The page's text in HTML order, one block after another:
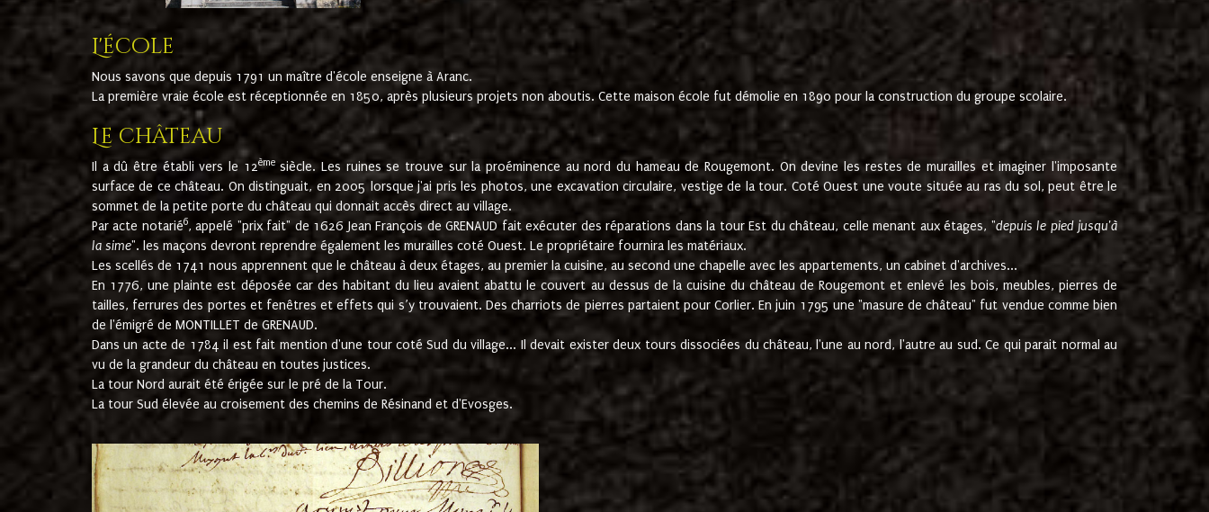
L'école
Nous savons que depuis 1791 un maître d'école enseigne à Aranc.
La première vraie école est réceptionnée en 1850, après plusieurs projets non aboutis. Cette maison école fut démolie en 1890 pour la construction du groupe scolaire.
Le château
Il a dû être établi vers le 12èmesiècle. Les ruines se trouve sur la proéminence au nord du hameau de Rougemont. On devine les restes de murailles et imaginer l'imposante
surface de ce château. On distinguait, en 2005 lorsque j'ai pris les photos, une excavation circulaire, vestige de la tour. Coté Ouest une voute située au ras du sol, peut être le
sommet de la petite porte du château qui donnait accès direct au village.
Par acte notarié6, appelé "prix fait" de 1626 Jean François de GRENAUD fait exécuter des réparations dans la tour Est du château, celle menant aux étages, "depuis le pied jusqu'à
la sime". les maçons devront reprendre également les murailles coté Ouest. Le propriétaire fournira les matériaux.
Les scellés de 1741 nous apprennent que le château à deux étages, au premier la cuisine, au second une chapelle avec les appartements, un cabinet d'archives...
En 1776, une plainte est déposée car des habitant du lieu avaient abattu le couvert au dessus de la cuisine du château de Rougemont et enlevé les bois, meubles, pierres de
tailles, ferrures des portes et fenêtres et effets qui s’y trouvaient. Des charriots de pierres partaient pour Corlier. En juin 1795 une "masure de château" fut vendue comme bien
de l'émigré de MONTILLET de GRENAUD.
Dans un acte de 1784 il est fait mention d'une tour coté Sud du village... Il devait exister deux tours dissociées du château, l'une au nord, l'autre au sud. Ce qui parait normal au
vu de la grandeur du château en toutes justices.
La tour Nord aurait été érigée sur le pré de la Tour.
La tour Sud élevée au croisement des chemins de Résinand et d'Evosges.